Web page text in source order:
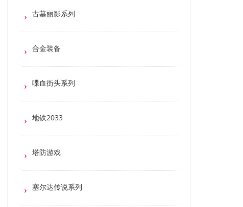
古墓丽影系列
合金装备
喋血街头系列
地铁2033
塔防游戏
塞尔达传说系列